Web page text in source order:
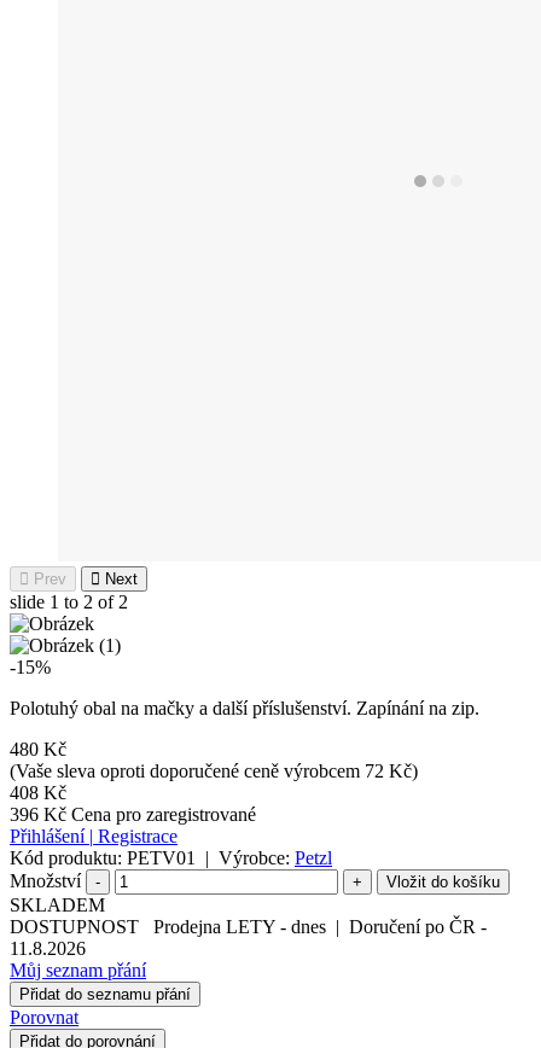
Prev Next
slide 1 to 2 of 2
-15%
Polotuhý obal na mačky a další příslušenství. Zapínání na zip.
480 Kč
(Vaše sleva oproti doporučené ceně výrobcem 72 Kč)
408 Kč
396 Kč Cena pro zaregistrované
Přihlášení | Registrace
Kód produktu: PETV01 | Výrobce: Petzl
Množství
- +
SKLADEM
DOSTUPNOST
Prodejna LETY - dnes | Doručení po ČR -
11.8.2026
Můj seznam přání
Přidat do seznamu přání
Porovnat
Přidat do porovnání